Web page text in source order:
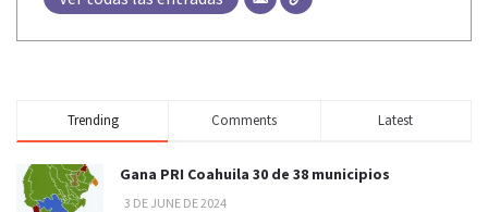
Trending Comments Latest
Gana PRI Coahuila 30 de 38 municipios
3 DE JUNE DE 2024